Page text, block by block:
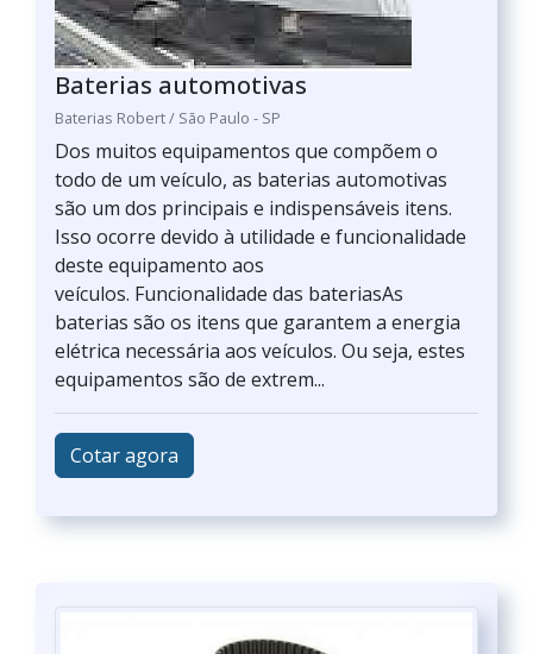
Baterias automotivas
Baterias Robert / São Paulo - SP
Dos muitos equipamentos que compõem o
todo de um veículo, as baterias automotivas
são um dos principais e indispensáveis itens.
Isso ocorre devido à utilidade e funcionalidade
deste equipamento aos
veículos. Funcionalidade das bateriasAs
baterias são os itens que garantem a energia
elétrica necessária aos veículos. Ou seja, estes
equipamentos são de extrem...
Cotar agora